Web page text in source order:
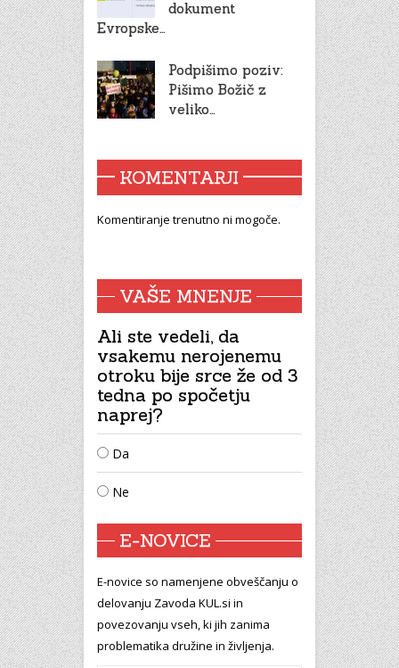
dokument
Evropske…
Podpišimo poziv:
Pišimo Božič z
veliko…
KOMENTARJI
Komentiranje trenutno ni mogoče.
VAŠE MNENJE
Ali ste vedeli, da
vsakemu nerojenemu
otroku bije srce že od 3
tedna po spočetju
naprej?
Da
Ne
E-NOVICE
E-novice so namenjene obveščanju o
delovanju Zavoda KUL.si in
povezovanju vseh, ki jih zanima
problematika družine in življenja.